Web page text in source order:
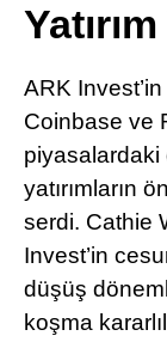
ARK
Coinbase ve
piyasalardaki
yatırımların
serdi. Cathie
Invest’in
düşüş
koşma